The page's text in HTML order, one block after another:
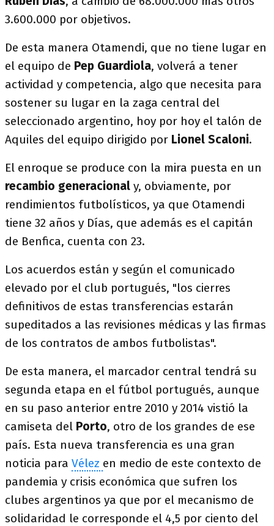
3.600.000 por objetivos.
De esta manera Otamendi, que no tiene lugar en
el equipo de Pep Guardiola, volverá a tener
actividad y competencia, algo que necesita para
sostener su lugar en la zaga central del
seleccionado argentino, hoy por hoy el talón de
Aquiles del equipo dirigido por Lionel Scaloni.
El enroque se produce con la mira puesta en un
recambio generacional y, obviamente, por
rendimientos futbolísticos, ya que Otamendi
tiene 32 años y Días, que además es el capitán
de Benfica, cuenta con 23.
Los acuerdos están y según el comunicado
elevado por el club portugués, "los cierres
definitivos de estas transferencias estarán
supeditados a las revisiones médicas y las firmas
de los contratos de ambos futbolistas".
De esta manera, el marcador central tendrá su
segunda etapa en el fútbol portugués, aunque
en su paso anterior entre 2010 y 2014 vistió la
camiseta del Porto, otro de los grandes de ese
país. Esta nueva transferencia es una gran
noticia para Vélez en medio de este contexto de
pandemia y crisis económica que sufren los
clubes argentinos ya que por el mecanismo de
solidaridad le corresponde el 4,5 por ciento del